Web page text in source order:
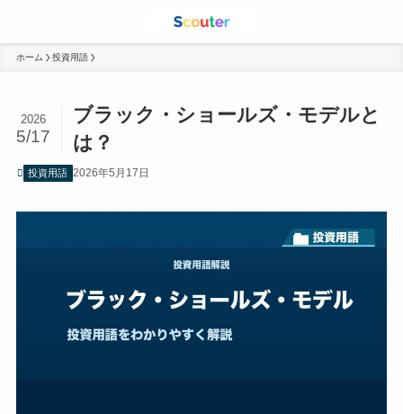
ホーム 投資用語
ブラック・ショールズ・モデルと
は？
2026
5/17
投資用語 2026年5月17日